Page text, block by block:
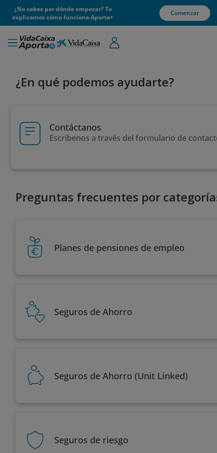
¿No sabes por dónde empezar? Te
explicamos cómo funciona Aporta+
Comenzar
¿En qué podemos ayudarte?
Contáctanos
Escribenos a través del formulario de
Preguntas frecuentes por
Planes de pensiones de empleo
Seguros de Ahorro
Seguros de Ahorro (Unit Linked)
Seguros de riesgo